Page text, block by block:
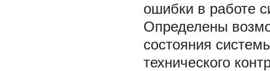
ошибки в работе
Определены
состояния
технического